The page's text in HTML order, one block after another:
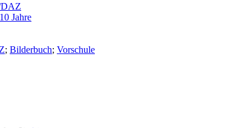
DAZ
Jahre
; Bilderbuch; Vorschule